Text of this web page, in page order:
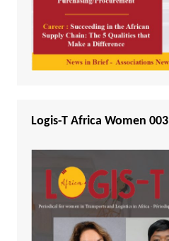
Logis-T Africa Women 003